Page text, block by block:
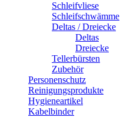
Schleifvliese
Schleifschwämme
Deltas / Dreiecke
Deltas
Dreiecke
Tellerbürsten
Zubehör
Personenschutz
Reinigungsprodukte
Hygieneartikel
Kabelbinder